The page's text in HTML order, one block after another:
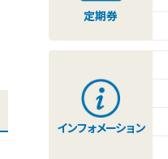
定期券
インフォメーション